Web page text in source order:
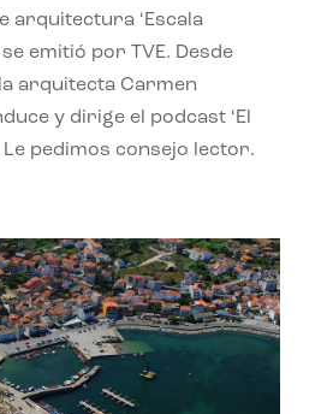
arquitectura ‘Escala
se emitió por TVE. Desde
arquitecta Carmen
y dirige el podcast ‘El
Le pedimos consejo lector.